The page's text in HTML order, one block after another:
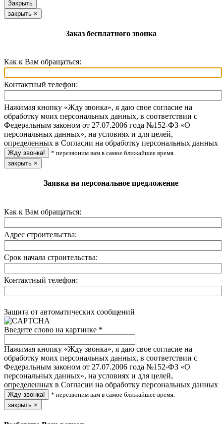
Закрыть
закрыть ×
Заказ бесплатного звонка
Как к Вам обращаться:
Контактный телефон:
Нажимая кнопку «Жду звонка», я даю свое согласие на
обработку моих персональных данных, в соответствии с
Федеральным законом от 27.07.2006 года №152-ФЗ «О
персональных данных», на условиях и для целей,
определенных в Согласии на обработку персональных данных
* перезвоним вам в самое ближайшее время.
закрыть ×
Заявка на персональное предложение
Как к Вам обращаться:
Адрес строительства:
Срок начала строительства:
Контактный телефон:
Защита от автоматических сообщений
Введите слово на картинке *
Нажимая кнопку «Жду звонка», я даю свое согласие на
обработку моих персональных данных, в соответствии с
Федеральным законом от 27.07.2006 года №152-ФЗ «О
персональных данных», на условиях и для целей,
определенных в Согласии на обработку персональных данных
* перезвоним вам в самое ближайшее время.
закрыть ×